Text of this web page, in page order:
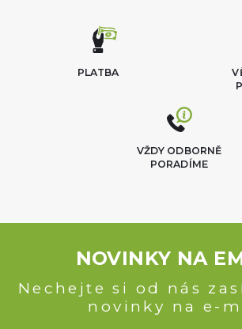
PLATBA
VŽDY ODBORNĚ
PORADÍME
NOVINKY NA
Nechejte si od nás
novinky na e-